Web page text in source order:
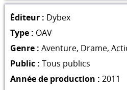
Éditeur : Dybex
Type : OAV
Genre : Aventure, Drame,
Public : Tous publics
Année de production : 2011